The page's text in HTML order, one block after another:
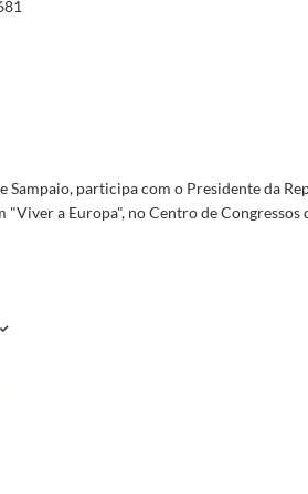
Sé de Lisboa, a 3 de abril de 2005
da inauguração da exposição comemorativa do
António, ao Parque Natural da Ria Formosa e à
homenageado como Cidadão Honorário de São
Sampaio, participa com o Presidente da
a Europa", no Centro de Congressos